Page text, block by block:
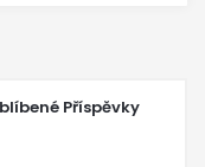
Příspěvky